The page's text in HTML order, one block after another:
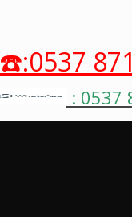
☎️:0537
: 0537